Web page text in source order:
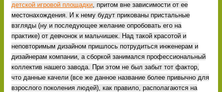
детской игровой площадки , притом вне зависимости от ее
местонахождения. И к нему будут прикованы пристальные
взгляды (ну и последующее желание опробовать его на
практике) от девчонок и мальчишек. Над такой красотой и
неповторимым дизайном пришлось потрудиться инженерам и
дизайнерам компании, а сборкой занимался профессиональный
коллектив нашего завода. При этом не был забыт тот фактор,
что данные качели (все же данное название более привычно для
взрослого поколения людей), как правило, располагаются на